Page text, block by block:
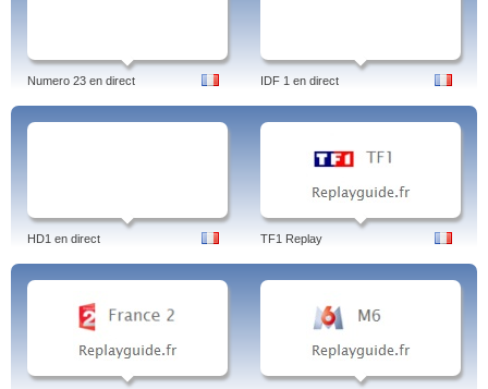
Numero 23 en direct IDF 1 en direct
HD1 en direct TF1 Replay